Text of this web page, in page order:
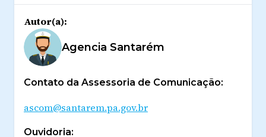
Autor(a):
Agencia Santarém
Contato da Assessoria de Comunicação:
ascom@santarem.pa.gov.br
Ouvidoria: